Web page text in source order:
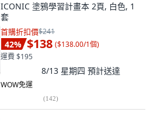
ICONIC 塗鴉學習計畫本 2頁, 白色, 1
套
首購折扣價$241
42% $138 ($138.00/1個)
運費 $195
8/13 星期四 預計送達
WOW免運
(142)